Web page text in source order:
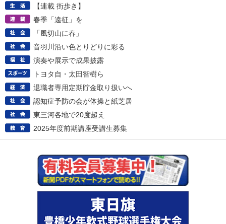
【連載 街歩き】
春季「遠征」を
「風切山に春」
音羽川沿い色とりどりに彩る
演奏や展示で成果披露
トヨタ自・太田智樹ら
退職者専用定期貯金取り扱いへ
認知症予防の会が体操と紙芝居
東三河各地で20度超え
2025年度前期講座受講生募集